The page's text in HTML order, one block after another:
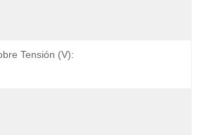
Tensión (V):